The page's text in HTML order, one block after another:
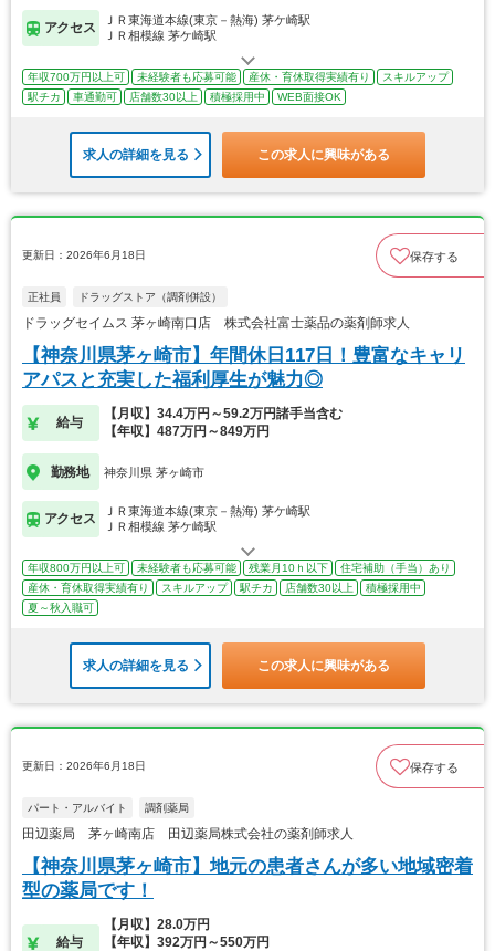
アクセス
ＪＲ東海道本線(東京－熱海) 茅ケ崎駅
ＪＲ相模線 茅ケ崎駅
年収700万円以上可 未経験者も応募可能 産休・育休取得実績有り
スキルアップ
駅チカ
車通勤可 店舗数30以上 積極採用中 WEB面接OK
求人の詳細を見る この求人に興味がある
更新日：2026年6月18日 保存する
正社員 ドラッグストア（調剤併設）
ドラッグセイムス 茅ヶ崎南口店 株式会社富士薬品の薬剤師求人
【神奈川県茅ヶ崎市】年間休日117日！豊富なキャリ
アパスと充実した福利厚生が魅力◎
給与
【月収】34.4万円～59.2万円諸手当含む
【年収】487万円～849万円
勤務地 神奈川県 茅ヶ崎市
アクセス
ＪＲ東海道本線(東京－熱海) 茅ケ崎駅
ＪＲ相模線 茅ケ崎駅
年収800万円以上可 未経験者も応募可能 残業月10ｈ以下
住宅補助（手当）あり
産休・育休取得実績有り
スキルアップ 駅チカ 店舗数30以上
積極採用中
夏～秋入職可
求人の詳細を見る この求人に興味がある
更新日：2026年6月18日 保存する
パート・アルバイト 調剤薬局
田辺薬局 茅ヶ崎南店 田辺薬局株式会社の薬剤師求人
【神奈川県茅ヶ崎市】地元の患者さんが多い地域密着
型の薬局です！
給与
【月収】28.0万円
【年収】392万円～550万円